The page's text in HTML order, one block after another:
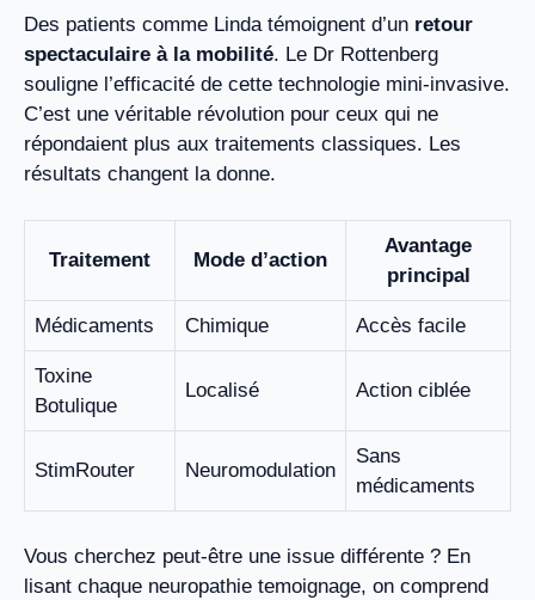
Des patients comme Linda témoignent d’un retour
spectaculaire à la mobilité. Le Dr Rottenberg
souligne l’efficacité de cette technologie mini-invasive.
C’est une véritable révolution pour ceux qui ne
répondaient plus aux traitements classiques. Les
résultats changent la donne.
Traitement Mode d’action
Avantage
principal
Médicaments Chimique Accès facile
Toxine
Botulique
Localisé Action ciblée
StimRouter Neuromodulation
Sans
médicaments
Vous cherchez peut-être une issue différente ? En
lisant chaque neuropathie temoignage, on comprend